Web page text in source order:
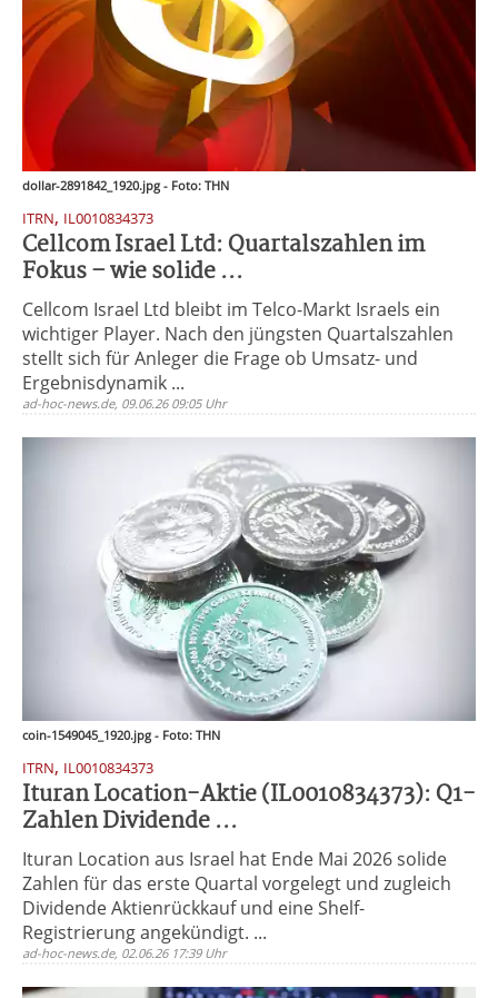
dollar-2891842_1920.jpg - Foto: THN
ITRN, IL0010834373
Cellcom Israel Ltd: Quartalszahlen im
Fokus – wie solide ...
Cellcom Israel Ltd bleibt im Telco-Markt Israels ein
wichtiger Player. Nach den jüngsten Quartalszahlen
stellt sich für Anleger die Frage ob Umsatz- und
Ergebnisdynamik ...
ad-hoc-news.de, 09.06.26 09:05 Uhr
coin-1549045_1920.jpg - Foto: THN
ITRN, IL0010834373
Ituran Location-Aktie (IL0010834373): Q1-
Zahlen Dividende ...
Ituran Location aus Israel hat Ende Mai 2026 solide
Zahlen für das erste Quartal vorgelegt und zugleich
Dividende Aktienrückkauf und eine Shelf-
Registrierung angekündigt. ...
ad-hoc-news.de, 02.06.26 17:39 Uhr